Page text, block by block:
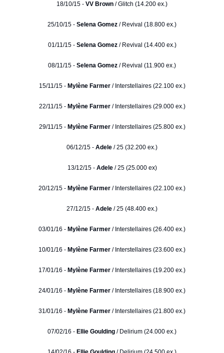
18/10/15 - VV Brown / Glitch (14.200 ex.)
25/10/15 - Selena Gomez / Revival (18.800 ex.)
01/11/15 - Selena Gomez/ Revival (14.400 ex.)
08/11/15 - Selena Gomez / Revival (11.900 ex.)
15/11/15 - Mylène Farmer/ Interstellaires (22.100 ex.)
22/11/15 - Mylène Farmer/ Interstellaires (29.000 ex.)
29/11/15 - Mylène Farmer/ Interstellaires (25.800 ex.)
06/12/15 - Adele / 25 (32.200 ex.)
13/12/15 - Adele / 25 (25.000 ex)
20/12/15 - Mylène Farmer / Interstellaires (22.100 ex.)
27/12/15 - Adele / 25 (48.400 ex.)
03/01/16 - Mylène Farmer / Interstellaires (26.400 ex.)
10/01/16 - Mylène Farmer / Interstellaires (23.600 ex.)
17/01/16 - Mylène Farmer / Interstellaires (19.200 ex.)
24/01/16 - Mylène Farmer / Interstellaires (18.900 ex.)
31/01/16 - Mylène Farmer / Interstellaires (21.800 ex.)
07/02/16 - Ellie Goulding / Delirium (24.000 ex.)